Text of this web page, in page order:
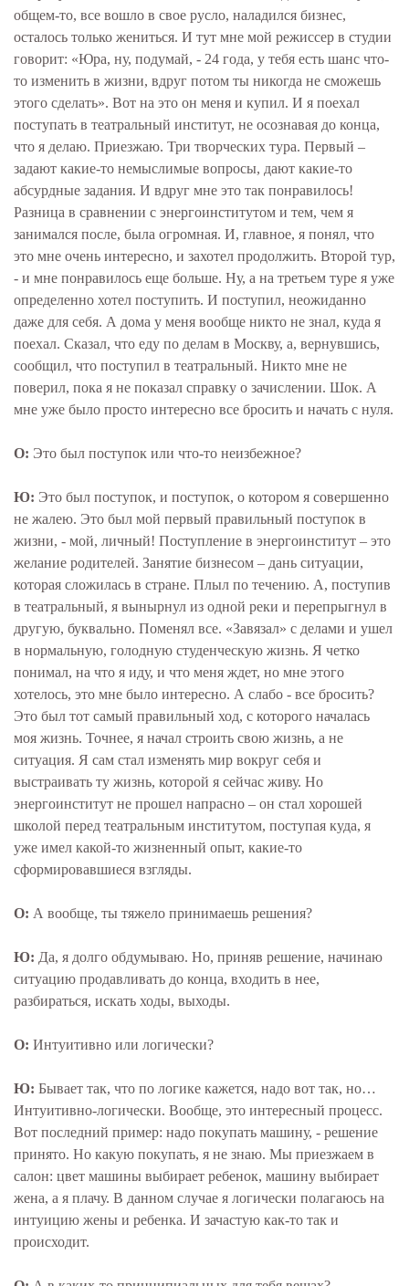
общем-то, все вошло в свое русло, наладился бизнес,
осталось только жениться. И тут мне мой режиссер в студии
говорит: «Юра, ну, подумай, - 24 года, у тебя есть шанс что-
то изменить в жизни, вдруг потом ты никогда не сможешь
этого сделать». Вот на это он меня и купил. И я поехал
поступать в театральный институт, не осознавая до конца,
что я делаю. Приезжаю. Три творческих тура. Первый –
задают какие-то немыслимые вопросы, дают какие-то
абсурдные задания. И вдруг мне это так понравилось!
Разница в сравнении с энергоинститутом и тем, чем я
занимался после, была огромная. И, главное, я понял, что
это мне очень интересно, и захотел продолжить. Второй тур,
- и мне понравилось еще больше. Ну, а на третьем туре я уже
определенно хотел поступить. И поступил, неожиданно
даже для себя. А дома у меня вообще никто не знал, куда я
поехал. Сказал, что еду по делам в Москву, а, вернувшись,
сообщил, что поступил в театральный. Никто мне не
поверил, пока я не показал справку о зачислении. Шок. А
мне уже было просто интересно все бросить и начать с нуля.
О: Это был поступок или что-то неизбежное?
Ю: Это был поступок, и поступок, о котором я совершенно
не жалею. Это был мой первый правильный поступок в
жизни, - мой, личный! Поступление в энергоинститут – это
желание родителей. Занятие бизнесом – дань ситуации,
которая сложилась в стране. Плыл по течению. А, поступив
в театральный, я вынырнул из одной реки и перепрыгнул в
другую, буквально. Поменял все. «Завязал» с делами и ушел
в нормальную, голодную студенческую жизнь. Я четко
понимал, на что я иду, и что меня ждет, но мне этого
хотелось, это мне было интересно. А слабо - все бросить?
Это был тот самый правильный ход, с которого началась
моя жизнь. Точнее, я начал строить свою жизнь, а не
ситуация. Я сам стал изменять мир вокруг себя и
выстраивать ту жизнь, которой я сейчас живу. Но
энергоинститут не прошел напрасно – он стал хорошей
школой перед театральным институтом, поступая куда, я
уже имел какой-то жизненный опыт, какие-то
сформировавшиеся взгляды.
О: А вообще, ты тяжело принимаешь решения?
Ю: Да, я долго обдумываю. Но, приняв решение, начинаю
ситуацию продавливать до конца, входить в нее,
разбираться, искать ходы, выходы.
О: Интуитивно или логически?
Ю: Бывает так, что по логике кажется, надо вот так, но…
Интуитивно-логически. Вообще, это интересный процесс.
Вот последний пример: надо покупать машину, - решение
принято. Но какую покупать, я не знаю. Мы приезжаем в
салон: цвет машины выбирает ребенок, машину выбирает
жена, а я плачу. В данном случае я логически полагаюсь на
интуицию жены и ребенка. И зачастую как-то так и
происходит.